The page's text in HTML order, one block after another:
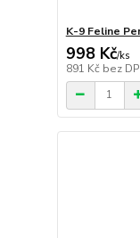
K-9 Feline
998 Kč/ks
891 Kč bez